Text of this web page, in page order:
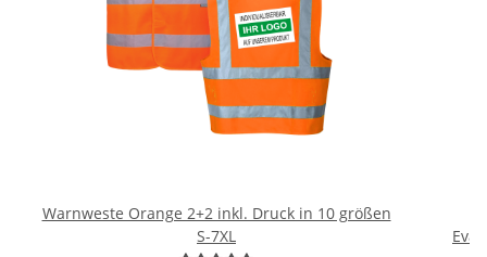
Warnweste Orange 2+2 inkl. Druck in 10 größen
S-7XL